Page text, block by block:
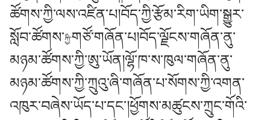
ཚོགས་ཀྱི་ལས་འཛིན་པ།བོད་ཀྱི་རྩོམ་རིག་ཡིག་སྒྱུར་
སློབ་ཚོགས་ཀྱི་གཙོ་གཞོན་པ།བོད་ལྗོངས་གཞོན་ནུ་
མཉམ་ཚོགས་ཀྱི་ཨུ་ཡོན།ལྷོ་ཁ་ས་ཁུལ་གཞོན་ནུ་
མཉམ་ཚོགས་ཀྱི་ཀྲུའུ་ཞི་གཞོན་པ་སོགས་ཀྱི་འགན་
འཁུར་བཞེས་ཡོད་པ་དང་།ཕྱོགས་མཚུངས་ཀྲུང་གོའི་